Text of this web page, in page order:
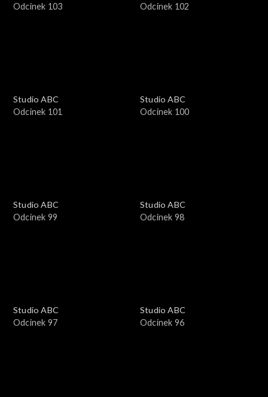
Odcinek 103
Odcinek 102
Studio ABC
Odcinek 101
Studio ABC
Odcinek 100
Studio ABC
Odcinek 99
Studio ABC
Odcinek 98
Studio ABC
Odcinek 97
Studio ABC
Odcinek 96